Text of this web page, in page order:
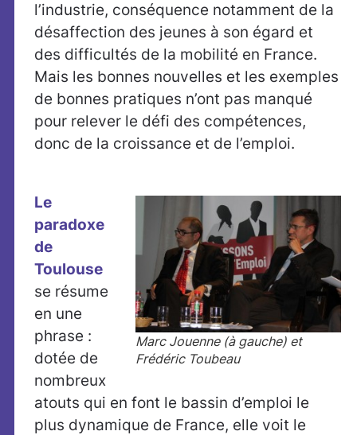
l’industrie, conséquence notamment de la
désaffection des jeunes à son égard et
des difficultés de la mobilité en France.
Mais les bonnes nouvelles et les exemples
de bonnes pratiques n’ont pas manqué
pour relever le défi des compétences,
donc de la croissance et de l’emploi.
Marc Jouenne (à gauche) et
Frédéric Toubeau
Le
paradoxe
de
Toulouse
se résume
en une
phrase :
dotée de
nombreux
atouts qui en font le bassin d’emploi le
plus dynamique de France, elle voit le